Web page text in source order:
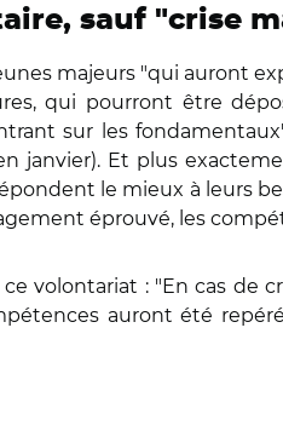
sauf "crise
majeurs "qui auront
qui pourront être
sur les
janvier). Et plus
le mieux à leurs
éprouvé, les
volontariat : "En cas de
auront été